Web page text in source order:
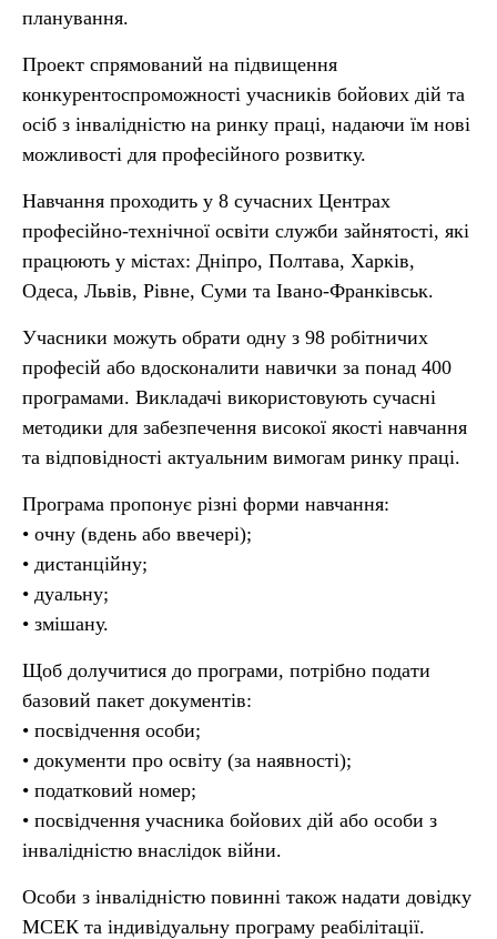
планування.
Проект спрямований на підвищення
конкурентоспроможності учасників бойових дій та
осіб з інвалідністю на ринку праці, надаючи їм нові
можливості для професійного розвитку.
Навчання проходить у 8 сучасних Центрах
професійно-технічної освіти служби зайнятості, які
працюють у містах: Дніпро, Полтава, Харків,
Одеса, Львів, Рівне, Суми та Івано-Франківськ.
Учасники можуть обрати одну з 98 робітничих
професій або вдосконалити навички за понад 400
програмами. Викладачі використовують сучасні
методики для забезпечення високої якості навчання
та відповідності актуальним вимогам ринку праці.
Програма пропонує різні форми навчання:
• очну (вдень або ввечері);
• дистанційну;
• дуальну;
• змішану.
Щоб долучитися до програми, потрібно подати
базовий пакет документів:
• посвідчення особи;
• документи про освіту (за наявності);
• податковий номер;
• посвідчення учасника бойових дій або особи з
інвалідністю внаслідок війни.
Особи з інвалідністю повинні також надати довідку
МСЕК та індивідуальну програму реабілітації.